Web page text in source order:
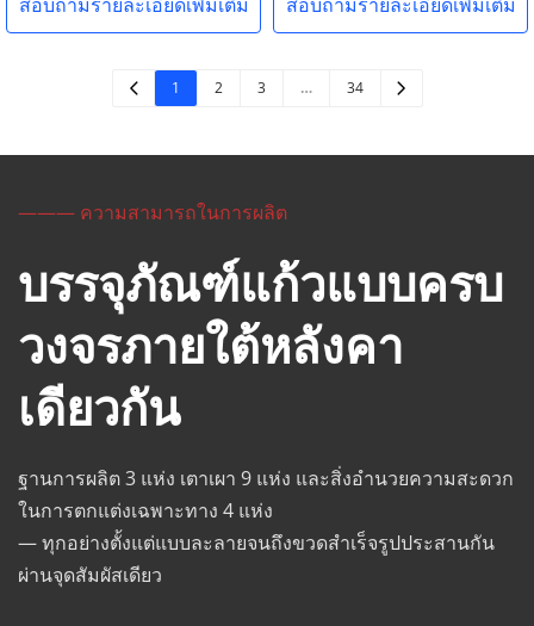
1 2 3 … 34
——— ความสามารถในการผลิต
บรรจุภัณฑ์แก้วแบบครบ
วงจรภายใต้หลังคา
เดียวกัน
ฐานการผลิต 3 แห่ง เตาเผา 9 แห่ง และสิ่งอำนวยความสะดวก
ในการตกแต่งเฉพาะทาง 4 แห่ง
— ทุกอย่างตั้งแต่แบบละลายจนถึงขวดสำเร็จรูปประสานกัน
ผ่านจุดสัมผัสเดียว